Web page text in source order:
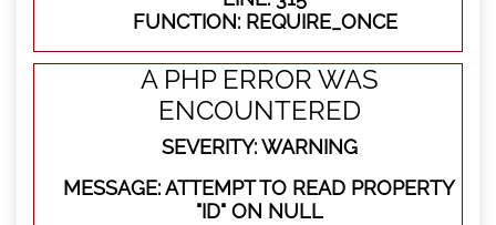
FUNCTION: REQUIRE_ONCE
A PHP ERROR WAS
ENCOUNTERED
SEVERITY: WARNING
MESSAGE: ATTEMPT TO READ PROPERTY
"ID" ON NULL